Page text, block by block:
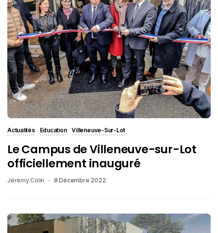
Actualités Education Villeneuve-Sur-Lot
Le Campus de Villeneuve-sur-Lot
officiellement inauguré
Jérémy Colin 8 Décembre 2022